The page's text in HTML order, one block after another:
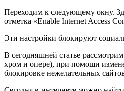
Переходим к следующему окну.
отметка «Enable Internet Access
Эти настройки блокируют
В сегодняшней статье
хром и опере), при помощи
блокировке нежелательных